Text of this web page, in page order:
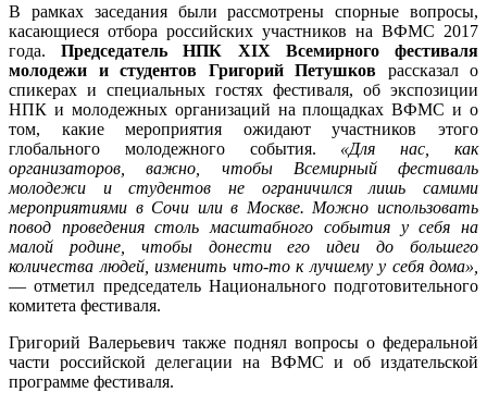
В рамках заседания были рассмотрены спорные вопросы,
касающиеся отбора российских участников на ВФМС 2017
года.Председатель НПК XIX Всемирного фестиваля
молодежи и студентов Григорий Петушков рассказал о
спикерах и специальных гостях фестиваля, об экспозиции
НПК и молодежных организаций на площадках ВФМС и о
том, какие мероприятия ожидают участников этого
глобального молодежного события. «Для нас, как
организаторов, важно, чтобы Всемирный фестиваль
молодежи и студентов не ограничился лишь самими
мероприятиями в Сочи или в Москве. Можно использовать
повод проведения столь масштабного события у себя на
малой родине, чтобы донести его идеи до большего
количества людей, изменить что-то к лучшему у себя дома»,
— отметил председатель Национального подготовительного
комитета фестиваля.
Григорий Валерьевич также поднял вопросы о федеральной
части российской делегации на ВФМС и об издательской
программе фестиваля.